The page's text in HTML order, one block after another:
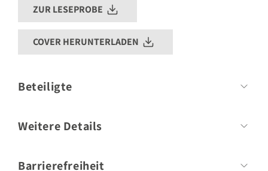
ZUR LESEPROBE
COVER HERUNTERLADEN
Beteiligte
Weitere Details
Barrierefreiheit